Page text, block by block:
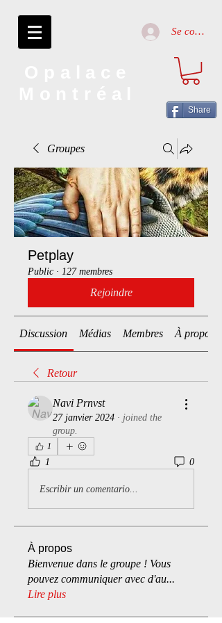
Se connecter
Share
Groupes
Petplay
Public · 127 membres
Rejoindre
Discussion Médias Membres À propos
Retour
Navi Prnvst
27 janvier 2024 · joined the
group.
1
1 0
Escribir un comentario...
À propos
Bienvenue dans le groupe ! Vous
pouvez communiquer avec d'au...
Lire plus